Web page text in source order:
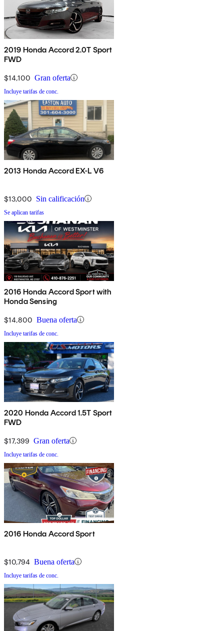
2019 Honda Accord 2.0T Sport
FWD
$14,100 Gran oferta
Incluye tarifas de conc.
2013 Honda Accord EX-L V6
$13,000 Sin calificación
Se aplican tarifas
2016 Honda Accord Sport with
Honda Sensing
$14,800 Buena oferta
Incluye tarifas de conc.
2020 Honda Accord 1.5T Sport
FWD
$17,399 Gran oferta
Incluye tarifas de conc.
2016 Honda Accord Sport
$10,794 Buena oferta
Incluye tarifas de conc.